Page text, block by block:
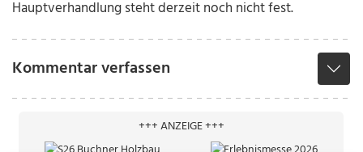
Hauptverhandlung steht derzeit noch nicht fest.
Kommentar verfassen
+++ ANZEIGE +++